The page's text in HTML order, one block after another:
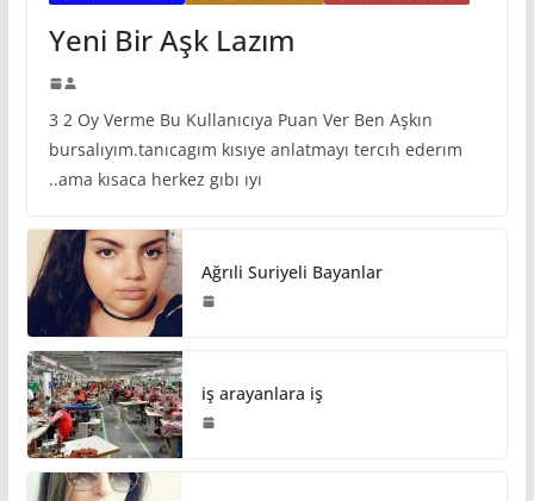
Yeni Bir Aşk Lazım
3 2 Oy Verme Bu Kullanıcıya Puan Ver Ben Aşkın
bursalıyım.tanıcagım kısıye anlatmayı tercıh ederım
..ama kısaca herkez gıbı ıyı
Ağrıli Suriyeli Bayanlar
iş arayanlara iş